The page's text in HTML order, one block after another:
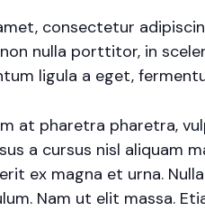
consectetur
nulla porttitor, in
ligula a eget,
at pharetra pharetra,
a cursus nisl aliquam
ex magna et urna.
Nam ut elit massa.